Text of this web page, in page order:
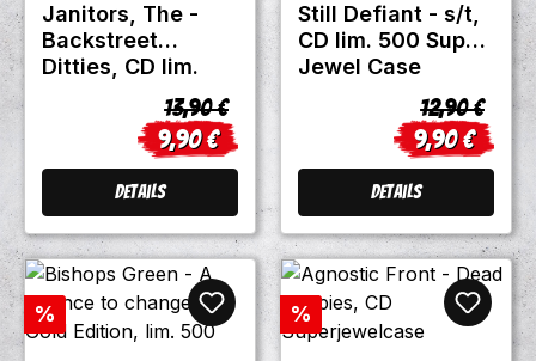
Janitors, The -
Backstreet
Ditties, CD lim.
Verkaufspreis:
9,90 €
Regulärer Preis:
13,90 €
Details
Still Defiant - s/t,
CD lim. 500 Super
Jewel Case
9,90 €
Regulärer
12,90 €
Details
Rabatt
% Rabatt
%